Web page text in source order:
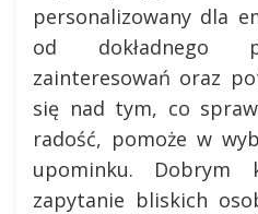
personalizowany dla
od dokładnego
zainteresowań oraz
się nad tym, co
radość, pomoże w
upominku. Dobrym
zapytanie bliskich